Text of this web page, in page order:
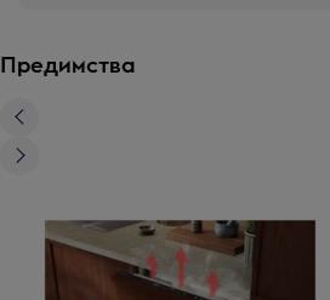
Предимства